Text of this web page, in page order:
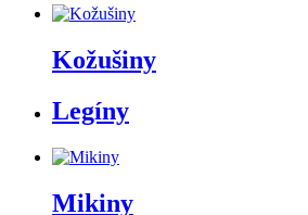
Kožušiny
Legíny
Mikiny